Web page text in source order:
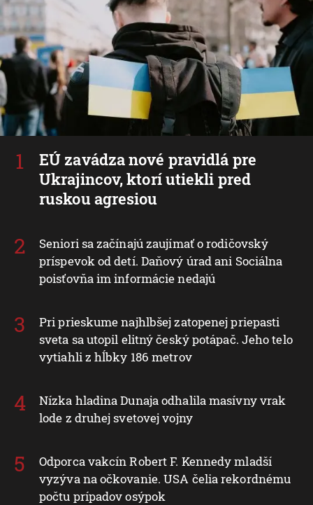
EÚ zavádza nové pravidlá pre
Ukrajincov, ktorí utiekli pred
ruskou agresiou
Seniori sa začínajú zaujímať o rodičovský
príspevok od detí. Daňový úrad ani Sociálna
poisťovňa im informácie nedajú
Pri prieskume najhlbšej zatopenej priepasti
sveta sa utopil elitný český potápač. Jeho telo
vytiahli z hĺbky 186 metrov
Nízka hladina Dunaja odhalila masívny vrak
lode z druhej svetovej vojny
Odporca vakcín Robert F. Kennedy mladší
vyzýva na očkovanie. USA čelia rekordnému
počtu prípadov osýpok